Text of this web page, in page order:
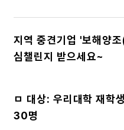
지역 중견기업 '보해양
심챌린지 받으세요~
ㅁ 대상: 우리대학 재학
30명